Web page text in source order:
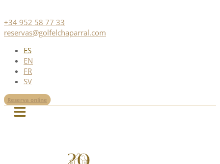
+34 952 58 77 33
reservas@golfelchaparral.com
ES
EN
FR
SV
Reserva online